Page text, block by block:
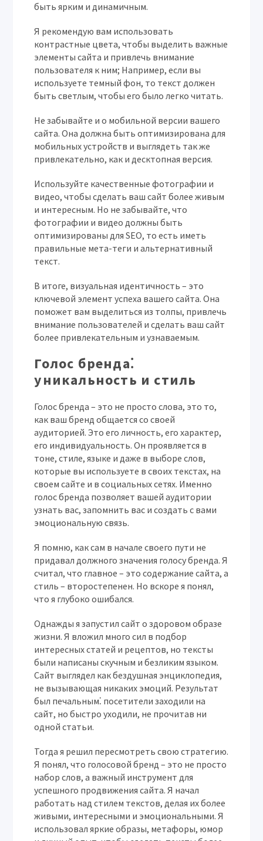
быть ярким и динамичным.
Я рекомендую вам использовать
контрастные цвета, чтобы выделить важные
элементы сайта и привлечь внимание
пользователя к ним; Например, если вы
используете темный фон, то текст должен
быть светлым, чтобы его было легко читать.
Не забывайте и о мобильной версии вашего
сайта. Она должна быть оптимизирована для
мобильных устройств и выглядеть так же
привлекательно, как и десктопная версия.
Используйте качественные фотографии и
видео, чтобы сделать ваш сайт более живым
и интересным. Но не забывайте, что
фотографии и видео должны быть
оптимизированы для SEO, то есть иметь
правильные мета-теги и альтернативный
текст.
В итоге, визуальная идентичность – это
ключевой элемент успеха вашего сайта. Она
поможет вам выделиться из толпы, привлечь
внимание пользователей и сделать ваш сайт
более привлекательным и узнаваемым.
Голос бренда⁚
уникальность и стиль
Голос бренда – это не просто слова, это то,
как ваш бренд общается со своей
аудиторией. Это его личность, его характер,
его индивидуальность. Он проявляется в
тоне, стиле, языке и даже в выборе слов,
которые вы используете в своих текстах, на
своем сайте и в социальных сетях. Именно
голос бренда позволяет вашей аудитории
узнать вас, запомнить вас и создать с вами
эмоциональную связь.
Я помню, как сам в начале своего пути не
придавал должного значения голосу бренда. Я
считал, что главное – это содержание сайта, а
стиль – второстепенен. Но вскоре я понял,
что я глубоко ошибался.
Однажды я запустил сайт о здоровом образе
жизни. Я вложил много сил в подбор
интересных статей и рецептов, но тексты
были написаны скучным и безликим языком.
Сайт выглядел как бездушная энциклопедия,
не вызывающая никаких эмоций. Результат
был печальным⁚ посетители заходили на
сайт, но быстро уходили, не прочитав ни
одной статьи.
Тогда я решил пересмотреть свою стратегию.
Я понял, что голосовой бренд – это не просто
набор слов, а важный инструмент для
успешного продвижения сайта. Я начал
работать над стилем текстов, делая их более
живыми, интересными и эмоциональными. Я
использовал яркие образы, метафоры, юмор